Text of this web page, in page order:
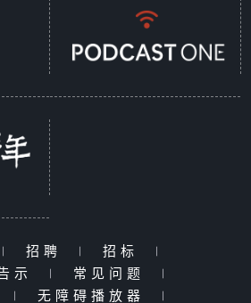
| 招聘 | 招标
|
示
| 常见问题
|
| 无障碍播放器 |